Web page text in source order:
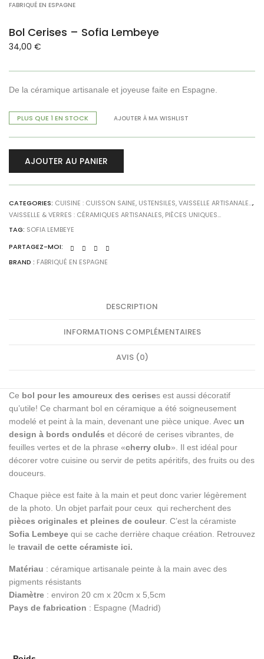
FABRIQUÉ EN ESPAGNE
Bol Cerises – Sofia Lembeye
34,00 €
De la céramique artisanale et joyeuse faite en Espagne.
PLUS QUE 1 EN STOCK
AJOUTER AU PANIER
AJOUTER À MA WISHLIST
CATEGORIES: CUISINE : CUISSON SAINE, USTENSILES, VAISSELLE ARTISANALE...,
VAISSELLE & VERRES : CÉRAMIQUES ARTISANALES, PIÈCES UNIQUES...
TAG: SOFIA LEMBEYE
PARTAGEZ-MOI:
BRAND : FABRIQUÉ EN ESPAGNE
DESCRIPTION
INFORMATIONS COMPLÉMENTAIRES
AVIS (0)
Ce bol pour les amoureux des cerises est aussi décoratif
qu’utile! Ce charmant bol en céramique a été soigneusement
modelé et peint à la main, devenant une pièce unique. Avec un
design à bords ondulés et décoré de cerises vibrantes, de
feuilles vertes et de la phrase «cherry club». Il est idéal pour
décorer votre cuisine ou servir de petits apéritifs, des fruits ou des
douceurs.
Chaque pièce est faite à la main et peut donc varier légèrement
de la photo. Un objet parfait pour ceux qui recherchent des
pièces originales et pleines de couleur. C’est la céramiste
Sofia Lembeye qui se cache derrière chaque création. Retrouvez
le travail de cette céramiste ici.
Matériau : céramique artisanale peinte à la main avec des
pigments résistants
Diamètre : environ 20 cm x 20cm x 5,5cm
Pays de fabrication : Espagne (Madrid)